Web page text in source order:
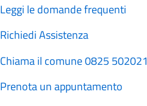
Leggi le domande frequenti
Richiedi Assistenza
Chiama il comune 0825 502021
Prenota un appuntamento